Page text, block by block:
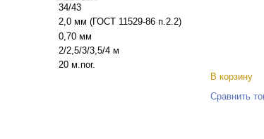
34/43
2,0 мм (ГОСТ 11529-86 п.2.2)
0,70 мм
2/2,5/3/3,5/4 м
20 м.пог.
В корзину
Сравнить